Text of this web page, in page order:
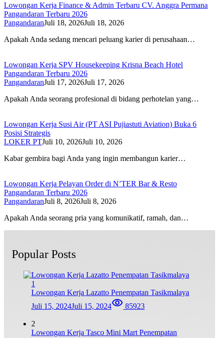
Lowongan Kerja Finance & Admin Terbaru CV. Anggra Permana
Pangandaran Terbaru 2026
PangandaranJuli 18, 2026Juli 18, 2026
Apakah Anda sedang mencari peluang karier di perusahaan…
Lowongan Kerja SPV Housekeeping Krisna Beach Hotel
Pangandaran Terbaru 2026
PangandaranJuli 17, 2026Juli 17, 2026
Apakah Anda seorang profesional di bidang perhotelan yang…
Lowongan Kerja Susi Air (PT ASI Pujiastuti Aviation) Buka 6
Posisi Strategis
LOKER PTJuli 10, 2026Juli 10, 2026
Kabar gembira bagi Anda yang ingin membangun karier…
Lowongan Kerja Pelayan Order di N’TER Bar & Resto
Pangandaran Terbaru 2026
PangandaranJuli 8, 2026Juli 8, 2026
Apakah Anda seorang pria yang komunikatif, ramah, dan…
Popular Posts
1
Lowongan Kerja Lazatto Penempatan Tasikmalaya
Juli 15, 2024Juli 15, 2024 85923
2
Lowongan Kerja Tasco Mini Mart Penempatan